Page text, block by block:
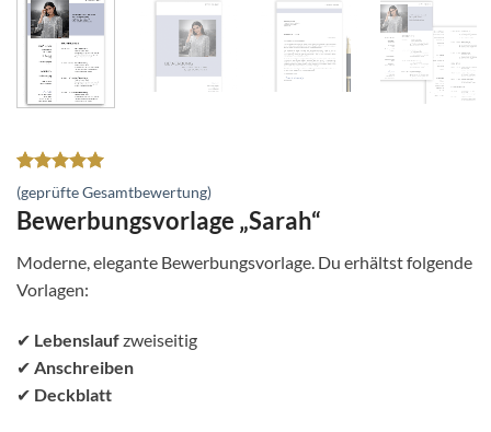
Bewertet
mit5von
5, basierend
1
Kundenbewertung
(geprüfte Gesamtbewertung)
Bewerbungsvorlage „Sarah“
Moderne, elegante Bewerbungsvorlage. Du erhältst folgende
Vorlagen:
✔ Lebenslaufzweiseitig
✔ Anschreiben
✔ Deckblatt